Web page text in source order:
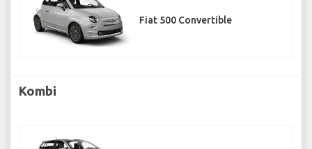
Fiat 500 Convertible
Kombi